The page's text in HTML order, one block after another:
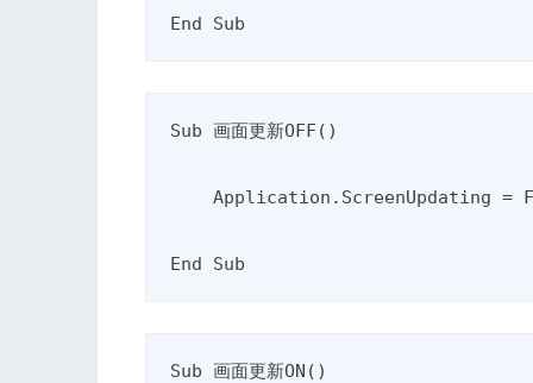
End Sub
Sub 画面更新OFF()
    Application.ScreenUpdating = False
End Sub
Sub 画面更新ON()